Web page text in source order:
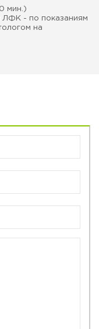
мин.)
ЛФК - по показаниям
на